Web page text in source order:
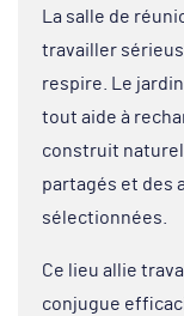
La salle de
travailler
respire. Le
tout aide à
construit
partagés et des
sélectionnées.
Ce lieu allie
conjugue